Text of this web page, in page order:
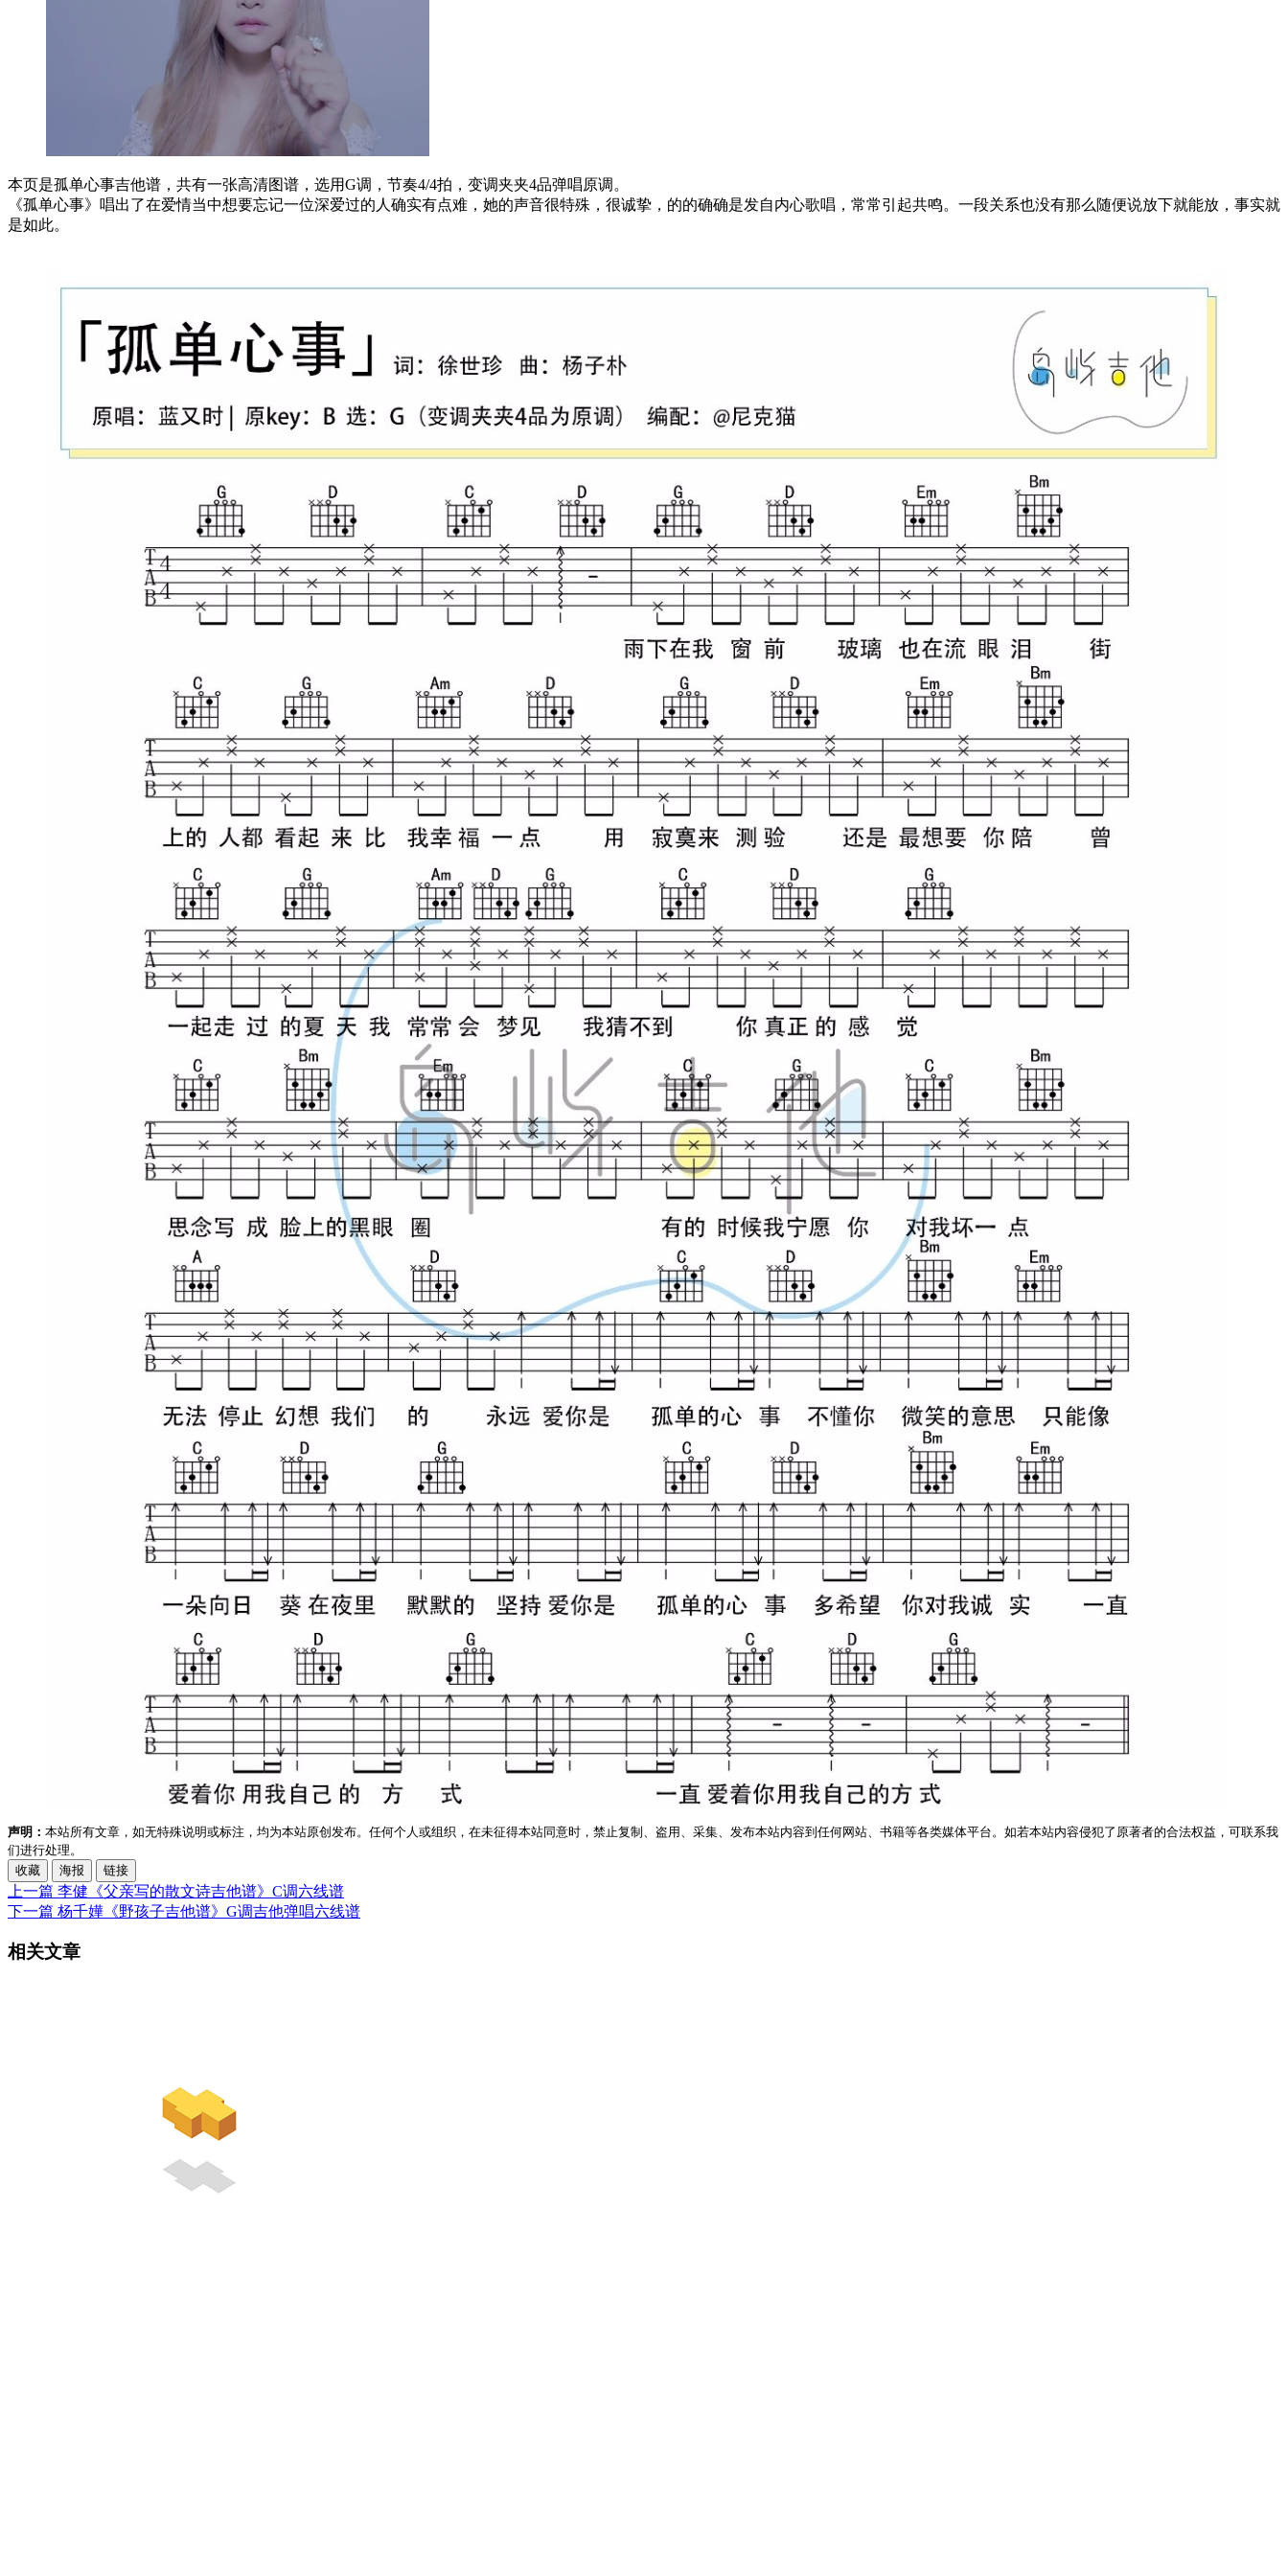
本页是孤单心事吉他谱，共有一张高清图谱，选用G调，节奏4/4拍，变调夹夹4品弹唱原调。
《孤单心事》唱出了在爱情当中想要忘记一位深爱过的人确实有点难，她的声音很特殊，很诚挚，的的确确是发自内心歌唱，常常引起共鸣。一段关系也没有那么随便说放下就能放，事实就
是如此。
声明： 本站所有文章，如无特殊说明或标注，均为本站原创发布。任何个人或组织，在未征得本站同意时，禁止复制、盗用、采集、发布本站内容到任何网站、书籍等各类媒体平台。如若本站内容侵犯了原著者的合法权益，可联系我
们进行处理。
收藏
海报 链接
上一篇 李健《父亲写的散文诗吉他谱》C调六线谱
下一篇 杨千嬅《野孩子吉他谱》G调吉他弹唱六线谱
相关文章